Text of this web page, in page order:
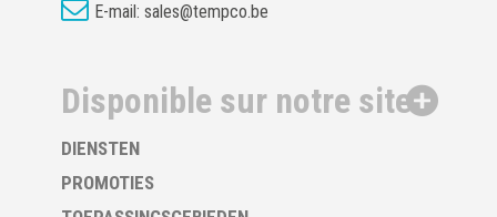
E-mail: sales@tempco.be
Disponible sur notre site
DIENSTEN
PROMOTIES